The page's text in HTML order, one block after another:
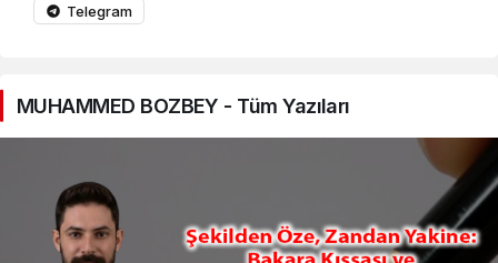
Telegram
MUHAMMED BOZBEY - Tüm Yazıları